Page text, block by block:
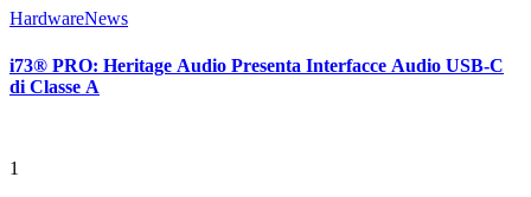
HardwareNews
i73® PRO: Heritage Audio Presenta Interfacce Audio USB-C
di Classe A
1